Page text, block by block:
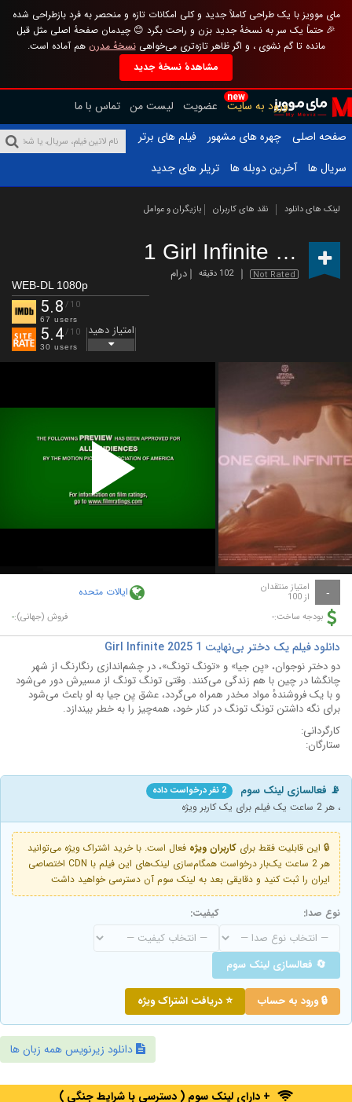
مای موویز با یک طراحی کاملاً جدید و کلی امکانات تازه و منحصر به فرد بازطراحی شده
🎉 حتماً یک سر به نسخهٔ جدید بزن و راحت بگرد 😊 چیدمان صفحهٔ اصلی مثل قبل
مانده تا گم نشوی ، و اگر ظاهر تازه‌تری می‌خواهینسخهٔ مدرن هم آماده است.
مشاهدهٔ نسخهٔ جدید
new
ورود به سایت عضویت لیست من تماس با ما
صفحه اصلی
چهره های مشهور
فیلم های برتر
سریال ها
آخرین دوبله ها تریلر های جدید
لینک های دانلود نقد های کاربران بازیگران و عوامل
1 Girl Infinite
(2025)
Not Rated 102 دقیقه درام
WEB-DL 1080p
5.8 /10
67 users
5.4/10
30 users
امتیاز دهید
Play
Video
- امتیاز منتقدان
از 100 ایالات متحده
بودجه ساخت:- فروش (جهانی):-
دانلود فیلم یک دختر بی‌نهایت 1 Girl Infinite 2025
دو دختر نوجوان، «یِن جیا» و «تونگ تونگ»، در چشم‌اندازی رنگارنگ از شهر
چانگشا در چین با هم زندگی می‌کنند. وقتی تونگ تونگ از مسیرش دور می‌شود
و با یک فروشندهٔ مواد مخدر همراه می‌گردد، عشق یِن جیا به او باعث می‌شود
برای نگه داشتن تونگ تونگ در کنار خود، همه‌چیز را به خطر بیندازد.
کارگردانی:
ستارگان:
📡 فعالسازی لینک سوم 2 نفر درخواست داده
، هر 2 ساعت یک فیلم برای یک کاربر ویژه
🔒 این قابلیت فقط برای کاربران ویژه فعال است. با خرید اشتراک ویژه می‌توانید
هر 2 ساعت یک‌بار درخواست همگام‌سازی لینک‌های این فیلم با CDN اختصاصی
ایران را ثبت کنید و دقایقی بعد به لینک سوم آن دسترسی خواهید داشت
نوع صدا: کیفیت:
🔄 فعالسازی لینک سوم
🔒 ورود به حساب ⭐ دریافت اشتراک ویژه
دانلود زیرنویس همه زبان ها
+ دارای لینک سوم ( دسترسی با شرایط جنگی )